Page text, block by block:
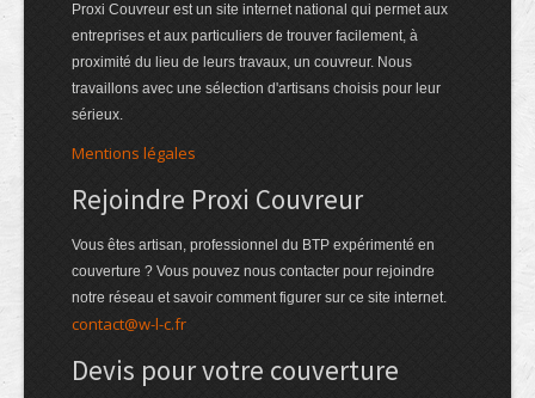
Proxi Couvreur est un site internet national qui permet aux
entreprises et aux particuliers de trouver facilement, à
proximité du lieu de leurs travaux, un couvreur. Nous
travaillons avec une sélection d'artisans choisis pour leur
sérieux.
Mentions légales
Rejoindre Proxi Couvreur
Vous êtes artisan, professionnel du BTP expérimenté en
couverture ? Vous pouvez nous contacter pour rejoindre
notre réseau et savoir comment figurer sur ce site internet.
contact@w-l-c.fr
Devis pour votre couverture